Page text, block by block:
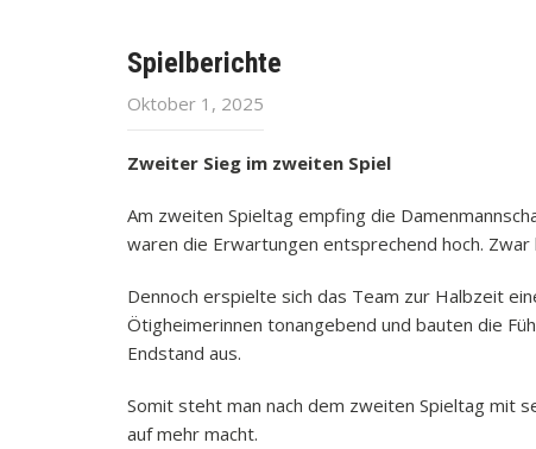
Spielberichte
Oktober 1, 2025
Zweiter Sieg im zweiten Spiel
Am zweiten Spieltag empfing die
waren die Erwartungen entsprechend hoch.
Dennoch erspielte sich das Team zur Halbzeit
Ötigheimerinnen tonangebend und bauten die
Endstand aus.
Somit steht man nach dem zweiten Spieltag mit
auf mehr macht.